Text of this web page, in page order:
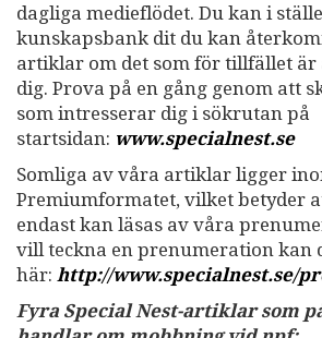
dagliga medieflödet. Du kan i
kunskapsbank dit du kan
artiklar om det som för tillfället är
dig. Prova på en gång genom att
som intresserar dig i sökrutan på
startsidan: www.specialnest.se
Somliga av våra artiklar ligger
Premiumformatet, vilket betyder
endast kan läsas av våra
vill teckna en prenumeration kan
här: http://www.specialnest.se/
Fyra Special Nest-artiklar som